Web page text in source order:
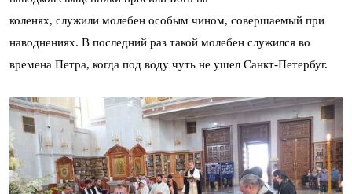
коленях, служили молебен особым чином, совершаемый при
наводнениях. В последний раз такой молебен служился во
времена Петра, когда под воду чуть не ушел Санкт-Петербуг.